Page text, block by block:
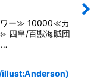
ー≫ 10000≪カ
皇/百獣海賊団
…
/illust:Anderson)